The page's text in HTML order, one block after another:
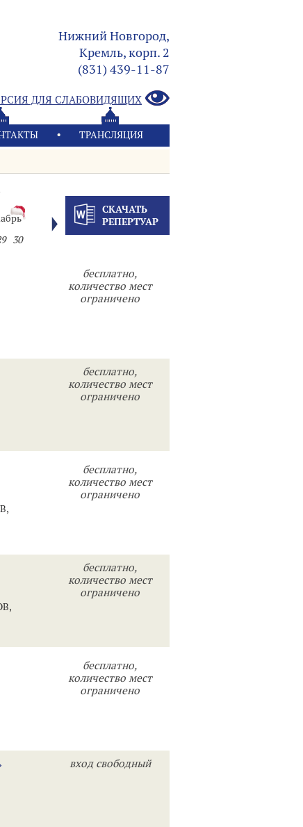
Нижний Новгород,
Кремль, корп. 2
(831) 439-11-87
ДЛЯ СЛАБОВИДЯЩИХ
ТРАНСЛЯЦИЯ
30
СКАЧАТЬ
РЕПЕРТУАР
бесплатно,
количество мест
ограничено
бесплатно,
количество мест
ограничено
бесплатно,
количество мест
ограничено
бесплатно,
количество мест
ограничено
бесплатно,
количество мест
ограничено
вход свободный